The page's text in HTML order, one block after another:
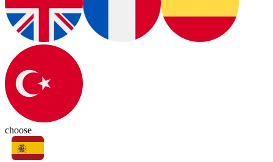
choose